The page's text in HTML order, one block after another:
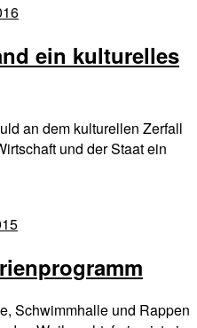
ein kulturelles
an dem kulturellen Zerfall
und der Staat ein
Schwimmhalle und Rappen